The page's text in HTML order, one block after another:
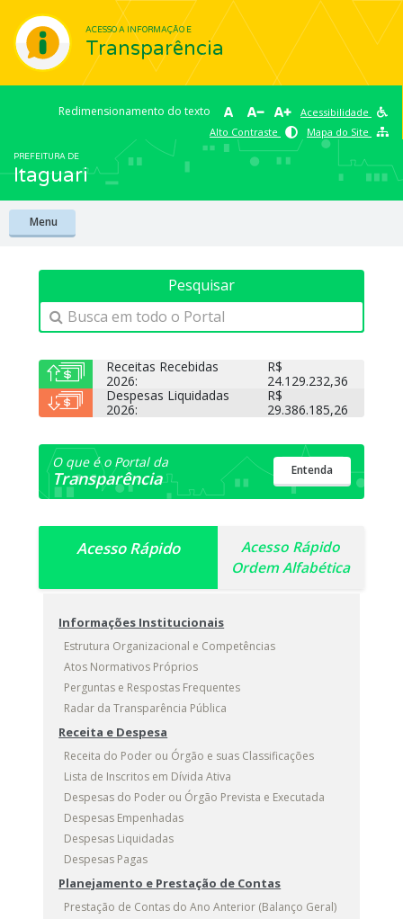
ACESSO A INFORMAÇÃO E
Transparência
Redimensionamento do texto
Acessibilidade
Alto Contraste
Mapa do Site
PREFEITURA DE
Itaguari
Menu
Busca em todo o Portal
Receitas Recebidas
2026:
R$
24.129.232,36
Despesas Liquidadas
2026:
R$
29.386.185,26
O que é o Portal da
Transparência Entenda
Acesso Rápido
Acesso Rápido
Ordem Alfabética
Informações Institucionais
Estrutura Organizacional e Competências
Atos Normativos Próprios
Perguntas e Respostas Frequentes
Radar da Transparência Pública
Receita e Despesa
Receita do Poder ou Órgão e suas Classificações
Lista de Inscritos em Dívida Ativa
Despesas do Poder ou Órgão Prevista e Executada
Despesas Empenhadas
Despesas Liquidadas
Despesas Pagas
Planejamento e Prestação de Contas
Prestação de Contas do Ano Anterior (Balanço Geral)